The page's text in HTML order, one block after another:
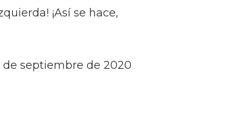
¡Así se hace,
septiembre de 2020